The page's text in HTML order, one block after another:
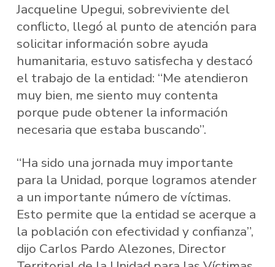
Jacqueline Upegui, sobreviviente del
conflicto, llegó al punto de atención para
solicitar información sobre ayuda
humanitaria, estuvo satisfecha y destacó
el trabajo de la entidad: “Me atendieron
muy bien, me siento muy contenta
porque pude obtener la información
necesaria que estaba buscando”.
“Ha sido una jornada muy importante
para la Unidad, porque logramos atender
a un importante número de víctimas.
Esto permite que la entidad se acerque a
la población con efectividad y confianza”,
dijo Carlos Pardo Alezones, Director